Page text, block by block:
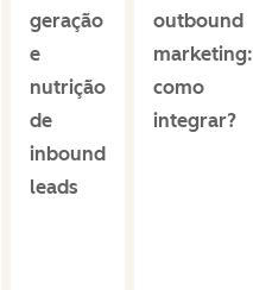
geração
e
nutrição
de
inbound
leads
outbound
marketing:
como
integrar?